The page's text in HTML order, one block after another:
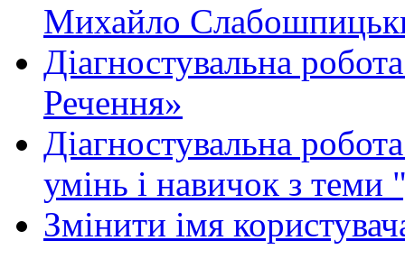
Михайло
Діагностувальна
Речення»
Діагностувальна
умінь і навичок з теми
Змінити імя